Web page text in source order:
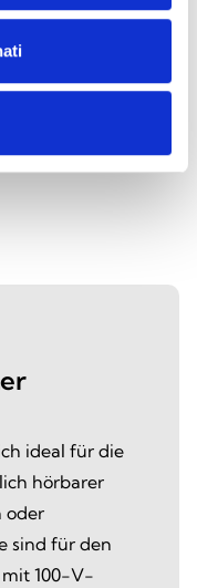
ideal für die
hörbarer
oder
sind für den
100-V-